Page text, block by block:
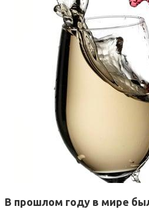
В прошлом году в мире